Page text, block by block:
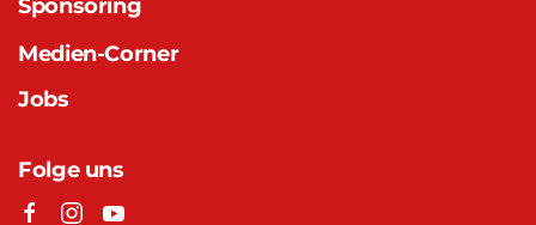
Sponsoring
Medien-Corner
Jobs
Folge uns